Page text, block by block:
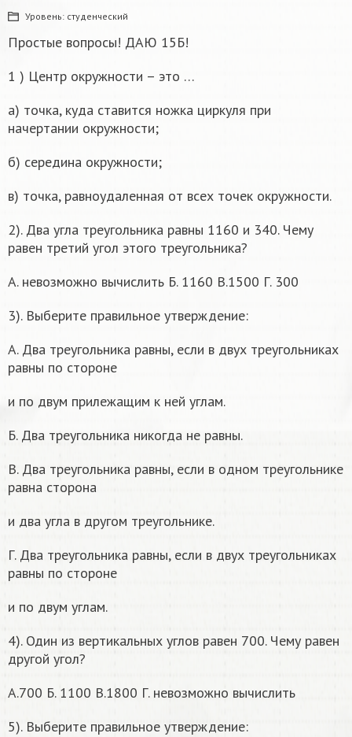
Уровень: студенческий
Простые вопросы! ДАЮ 15Б!
1 ) Центр окружности – это …
а) точка, куда ставится ножка циркуля при
начертании окружности;
б) середина окружности;
в) точка, равноудаленная от всех точек окружности.
2). Два угла треугольника равны 1160 и 340. Чему
равен третий угол этого треугольника?
А. невозможно вычислить Б. 1160 В.1500 Г. 300
3). Выберите правильное утверждение:
А. Два треугольника равны, если в двух треугольниках
равны по стороне
и по двум прилежащим к ней углам.
Б. Два треугольника никогда не равны.
В. Два треугольника равны, если в одном треугольнике
равна сторона
и два угла в другом треугольнике.
Г. Два треугольника равны, если в двух треугольниках
равны по стороне
и по двум углам.
4). Один из вертикальных углов равен 700. Чему равен
другой угол?
А.700 Б. 1100 В.1800 Г. невозможно вычислить
5). Выберите правильное утверждение: